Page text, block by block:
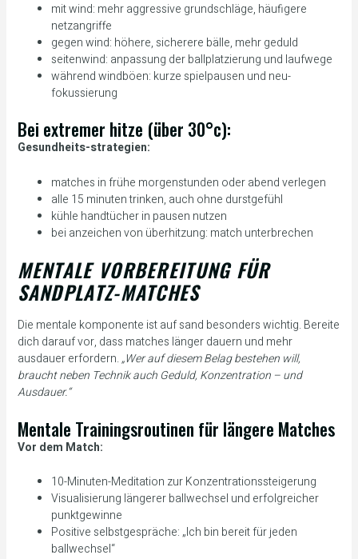
mit wind: mehr aggressive grundschläge, häufigere
netzangriffe
gegen wind: höhere, sicherere bälle, mehr geduld
seitenwind: anpassung der ballplatzierung und laufwege
während windböen: kurze spielpausen und neu-
fokussierung
Bei extremer hitze (über 30°c):
Gesundheits-strategien:
matches in frühe morgenstunden oder abend verlegen
alle 15 minuten trinken, auch ohne durstgefühl
kühle handtücher in pausen nutzen
bei anzeichen von überhitzung: match unterbrechen
MENTALE VORBEREITUNG FÜR
SANDPLATZ-MATCHES
Die mentale komponente ist auf sand besonders wichtig. Bereite
dich darauf vor, dass matches länger dauern und mehr
ausdauer erfordern.„Wer auf diesem Belag bestehen will,
braucht neben Technik auch Geduld, Konzentration – und
Ausdauer.“
Mentale Trainingsroutinen für längere Matches
Vor dem Match:
10-Minuten-Meditation zur Konzentrationssteigerung
Visualisierung längerer ballwechsel und erfolgreicher
punktgewinne
Positive selbstgespräche: „Ich bin bereit für jeden
ballwechsel“